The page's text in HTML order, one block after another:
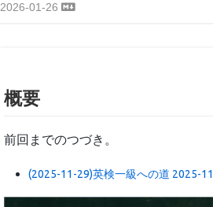
2026-01-26
概要
前回までのつづき。
(2025-11-29)英検一級への道 2025-11